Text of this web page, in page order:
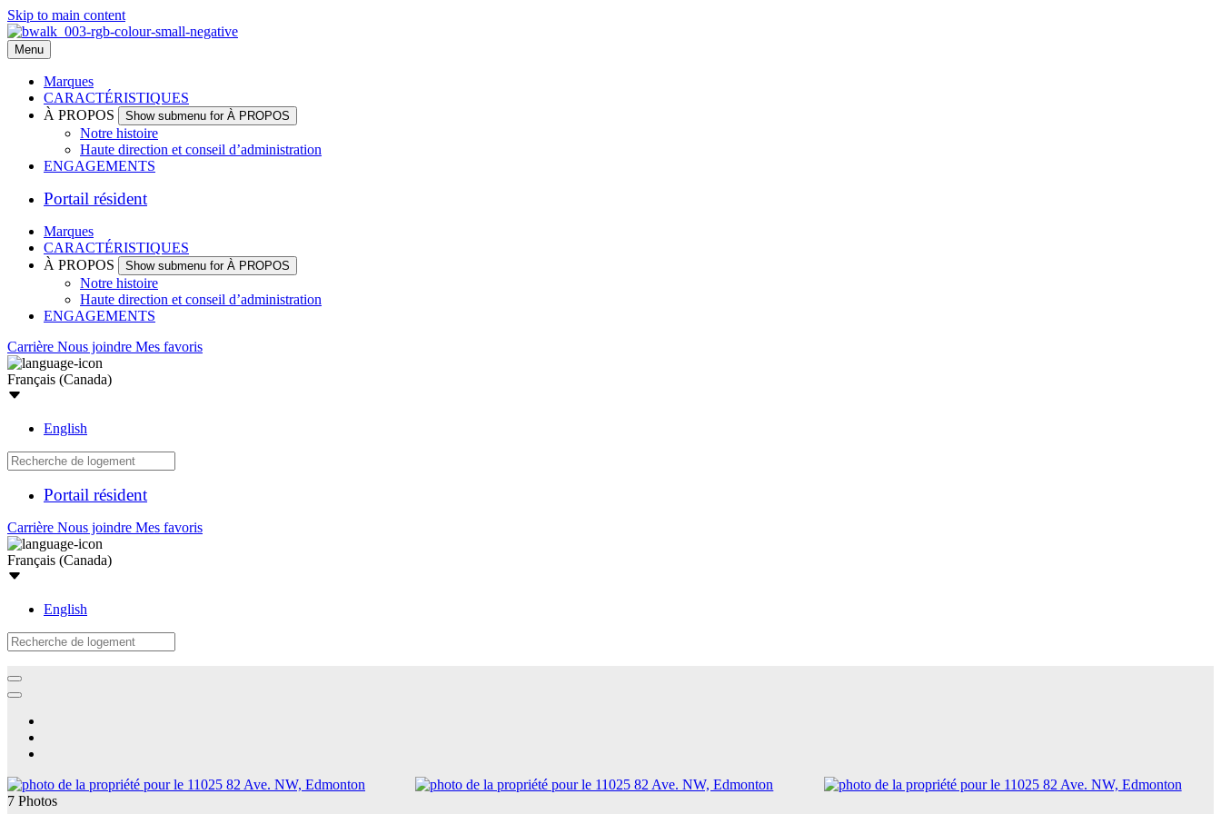
Skip to main content
Menu
Marques
CARACTÉRISTIQUES
À PROPOS
Show submenu for À PROPOS
Notre histoire
Haute direction et conseil d’administration
ENGAGEMENTS
Portail résident
Marques
CARACTÉRISTIQUES
À PROPOS
Show submenu for À PROPOS
Notre histoire
Haute direction et conseil d’administration
ENGAGEMENTS
Carrière Nous joindre Mes favoris
Français (Canada)
English
Portail résident
Carrière Nous joindre Mes favoris
Français (Canada)
English
7 Photos